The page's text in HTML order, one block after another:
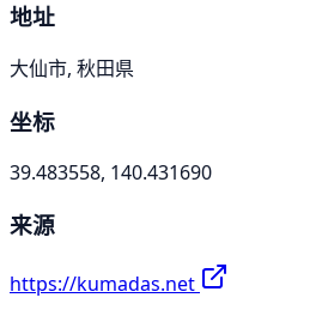
地址
大仙市, 秋田県
坐标
39.483558, 140.431690
来源
https://kumadas.net